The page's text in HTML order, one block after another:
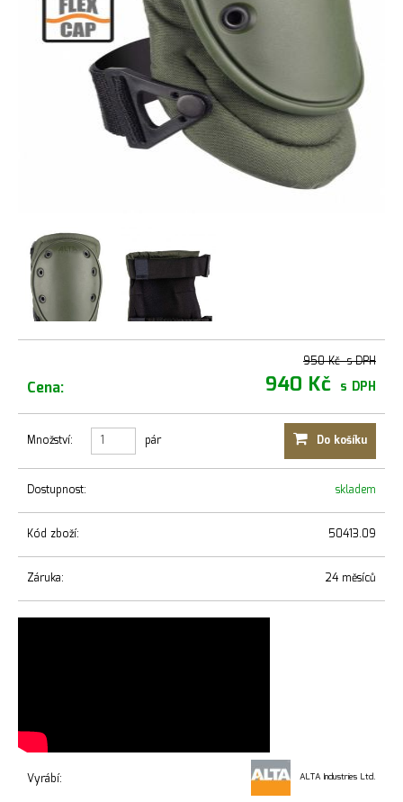
950 Kč s DPH
Cena: 940 Kč s DPH
Množství: pár Do košíku
Dostupnost: skladem
Kód zboží: 50413.09
Záruka: 24 měsíců
Vyrábí: ALTA Industries Ltd.